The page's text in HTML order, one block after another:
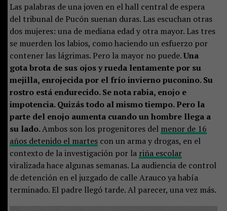
Las palabras de una joven en el hall central de espera
del tribunal de Pucón suenan duras. Las escuchan otras
dos mujeres: una de mediana edad y otra mayor. Las tres
se muerden los labios, como haciendo un esfuerzo por
contener las lágrimas. Pero la mayor no puede.Una
gota brota de sus ojos y rueda lentamente por su
mejilla, enrojecida por el frío invierno puconino. Su
rostro está endurecido. Se nota rabia, enojo e
impotencia. Quizás todo al mismo tiempo. Pero la
parte del enojo aumenta cuando un hombre llega a
su lado.Ambos son los progenitores del menor de 16
años detenido el martescon un arma y drogas, en el
contexto de la investigación por la riña escolar
viralizada hace algunas semanas. La audiencia de control
de detención en el juzgado de calle Arauco ya había
terminado. El padre llegó tarde. Al parecer, una vez más.